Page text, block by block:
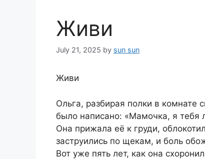
Живи
July 21, 2025 by sun sun
Живи
Ольга, разбирая полки в комнате
было написано: «Мамочка, я тебя
Она прижала её к груди,
заструились по щекам, и боль
Вот уже пять лет, как она